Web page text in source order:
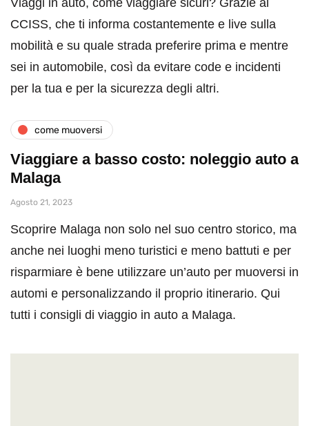
Viaggi in auto, come viaggiare sicuri? Grazie al
CCISS, che ti informa costantemente e live sulla
mobilità e su quale strada preferire prima e mentre
sei in automobile, così da evitare code e incidenti
per la tua e per la sicurezza degli altri.
come muoversi
Viaggiare a basso costo: noleggio auto a
Malaga
Agosto 21, 2023
Scoprire Malaga non solo nel suo centro storico, ma
anche nei luoghi meno turistici e meno battuti e per
risparmiare è bene utilizzare un’auto per muoversi in
automi e personalizzando il proprio itinerario. Qui
tutti i consigli di viaggio in auto a Malaga.